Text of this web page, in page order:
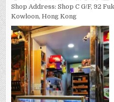
Shop Address: Shop C G/F, 92
Kowloon, Hong Kong